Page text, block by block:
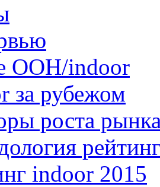
OOH/indoor
за рубежом
роста
indoor 2015